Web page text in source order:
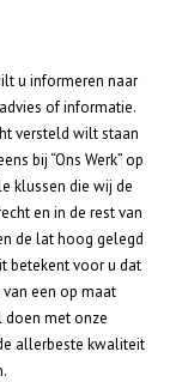
u informeren naar
of informatie.
versteld wilt staan
bij “Ons Werk” op
klussen die wij de
en in de rest van
de lat hoog gelegd
betekent voor u dat
een op maat
doen met onze
allerbeste kwaliteit